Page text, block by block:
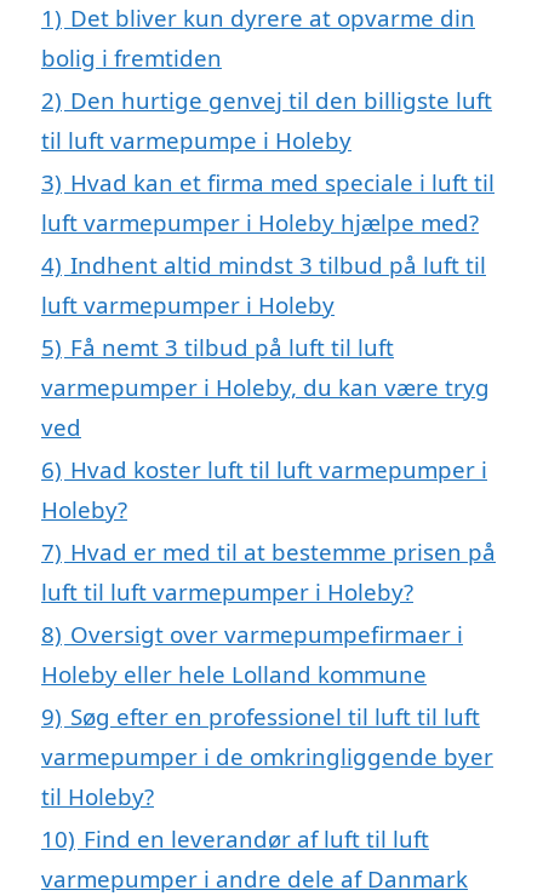
1) Det bliver kun dyrere at opvarme din
bolig i fremtiden
2) Den hurtige genvej til den billigste luft
til luft varmepumpe i Holeby
3) Hvad kan et firma med speciale i luft til
luft varmepumper i Holeby hjælpe med?
4) Indhent altid mindst 3 tilbud på luft til
luft varmepumper i Holeby
5) Få nemt 3 tilbud på luft til luft
varmepumper i Holeby, du kan være tryg
ved
6) Hvad koster luft til luft varmepumper i
Holeby?
7) Hvad er med til at bestemme prisen på
luft til luft varmepumper i Holeby?
8) Oversigt over varmepumpefirmaer i
Holeby eller hele Lolland kommune
9) Søg efter en professionel til luft til luft
varmepumper i de omkringliggende byer
til Holeby?
10) Find en leverandør af luft til luft
varmepumper i andre dele af Danmark